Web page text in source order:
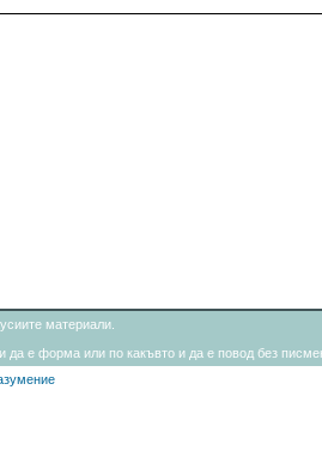
материали.
е форма или по какъвто и да е повод без